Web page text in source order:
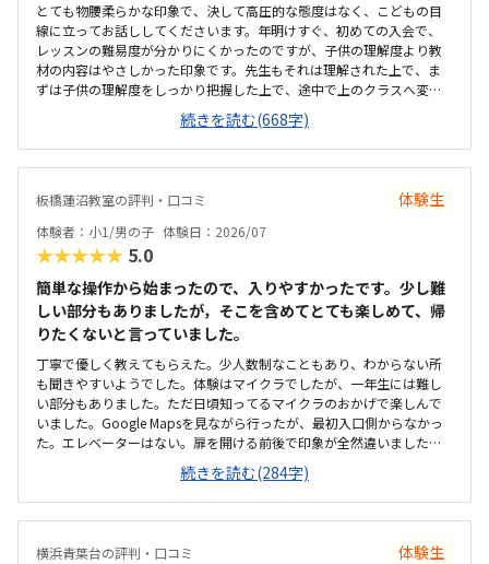
とても物腰柔らかな印象で、決して高圧的な態度はなく、こどもの目
線に立ってお話ししてくださいます。年明けすぐ、初めての入会で、
レッスンの難易度が分かりにくかったのですが、子供の理解度より教
材の内容はやさしかった印象です。先生もそれは理解された上で、ま
ずは子供の理解度をしっかり把握した上で、途中で上のクラスへ変更
も可能と説明して下さりました。実際、3月4月で徐々に上のクラスへ
変更していきましょうとご説明があり、柔軟にカリキュラム対応いた
だいていると感じました。徒歩圏内でとても便利ですが、建物の取り
壊しが数年内にあるかもしれないとの事で、移転後も通いやすい場所
を感じていましたが、教材や端末は先生が持ち込みでご用意されるの
で子どもなりに割り切ることができているようです。月2回で1万円を
超えるのでなかなか負担が大きいです。他の教室も同じくらいなの
で、徒歩で通える範囲にプロのエンジニアの方が開かれている教室は
ないので、他の選択肢を選ぶことはなかったかと思います。先生自身
が現役のエンジニアで経営者なので、カリキュラムの先に受講経験を
どのように活かしていくべきか、ただの習い事ではなく物事の考え方
や意識付けについてしっかり指導してくださっていると感じます。子
どもも、溢れてくる疑問を先生に質問して、一緒に考えてくれる所が
好きだと申しておりました。数年後に移転の必要があること、今後レ
ッスンの枠が広がった場合に先生が変わる可能性もあるのでは？と不
安が残ります。特にございません。
続きを読む(668字)
板橋蓮沼教室の評判・口コミ 体験生
体験者：小1/男の子 体験日：2026/07
★★★★★ 5.0
簡単な操作から始まったので、入りやすかったです。少し難
しい部分もありましたが，そこを含めてとても楽しめて、帰
りたくないと言っていました。
丁寧で優しく教えてもらえた。少人数制なこともあり、わからない所
も聞きやすいようでした。体験はマイクラでしたが、一年生には難し
い部分もありました。ただ日頃知ってるマイクラのおかげで楽しんで
いました。Google Mapsを見ながら行ったが、最初入口側からなかっ
た。エレベーターはない。扉を開ける前後で印象が全然違いました。
とても綺麗で、広々としていました。教室内は土足でしたが、全体的
に綺麗でした。プログラミングあるあるですが、やっぱり月2回にして
は高い。他の習い事もしているので悩みどころです。マイクラで遊ん
でいるという印象が少なかった。ちゃんと学びがたくさんあった。
続きを読む(284字)
横浜青葉台の評判・口コミ 体験生